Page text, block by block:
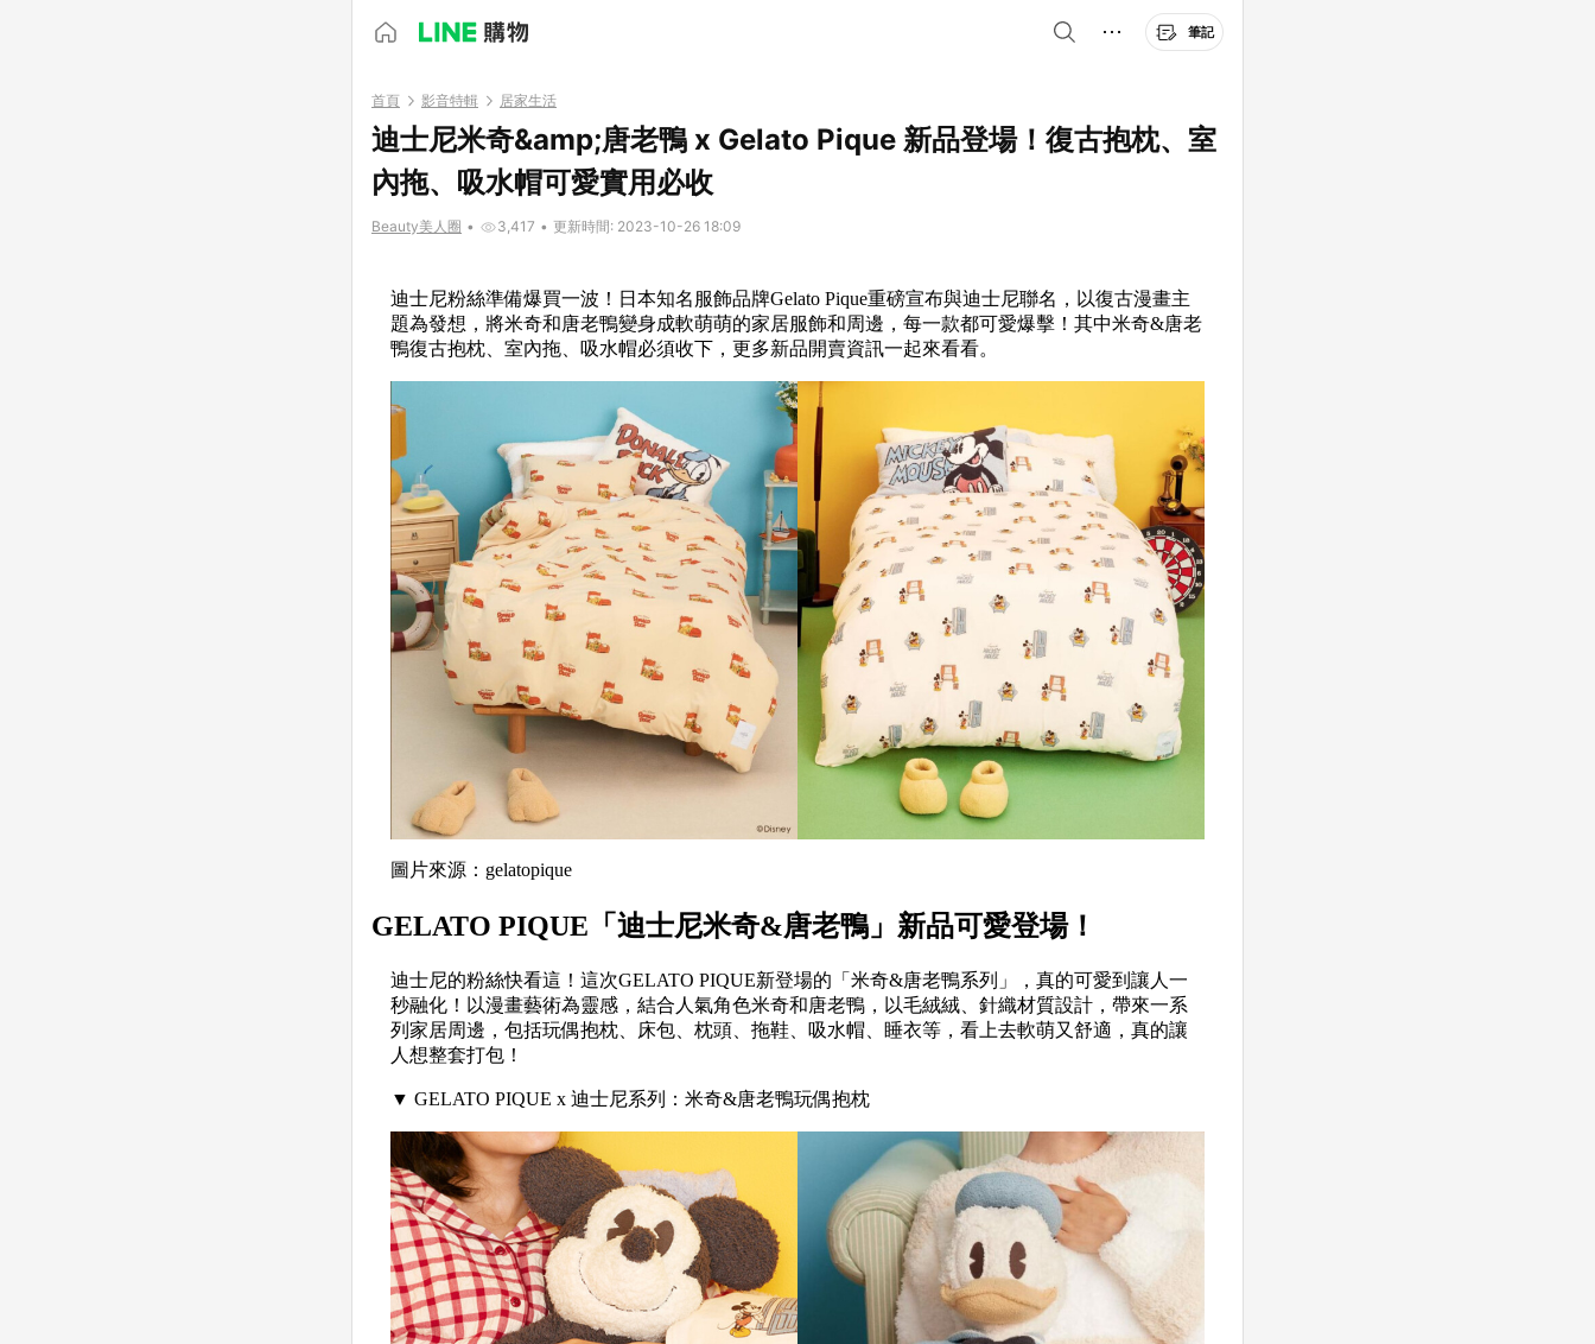
筆記
首頁 影音特輯 居家生活
迪士尼米奇&amp;唐老鴨 x Gelato Pique 新品登場！復古抱枕、室
內拖、吸水帽可愛實用必收
Beauty美人圈 • 3,417 • 更新時間: 2023-10-26 18:09
迪士尼粉絲準備爆買一波！日本知名服飾品牌Gelato Pique重磅宣布與迪士尼聯名，以復古漫畫主
題為發想，將米奇和唐老鴨變身成軟萌萌的家居服飾和周邊，每一款都可愛爆擊！其中米奇&唐老
鴨復古抱枕、室內拖、吸水帽必須收下，更多新品開賣資訊一起來看看。
圖片來源：gelatopique
GELATO PIQUE「迪士尼米奇&唐老鴨」新品可愛登場！
迪士尼的粉絲快看這！這次GELATO PIQUE新登場的「米奇&唐老鴨系列」，真的可愛到讓人一
秒融化！以漫畫藝術為靈感，結合人氣角色米奇和唐老鴨，以毛絨絨、針織材質設計，帶來一系
列家居周邊，包括玩偶抱枕、床包、枕頭、拖鞋、吸水帽、睡衣等，看上去軟萌又舒適，真的讓
人想整套打包！
▼ GELATO PIQUE x 迪士尼系列：米奇&唐老鴨玩偶抱枕